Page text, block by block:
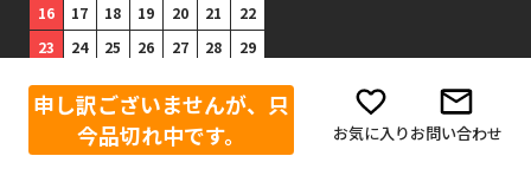
申し訳ございませんが、只
今品切れ中です。
お気に入りお問い合わせ
16
17 18 19 20 21
22
23
24 25 26 27 28
29
30
31
■
は出荷がありません。(祝日
は出荷あり)